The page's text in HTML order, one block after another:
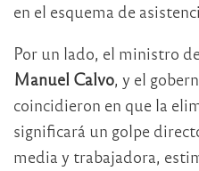
en el esquema de
Por un lado, el ministro
Manuel Calvo, y el
coincidieron en que la
significará un golpe
media y trabajadora,